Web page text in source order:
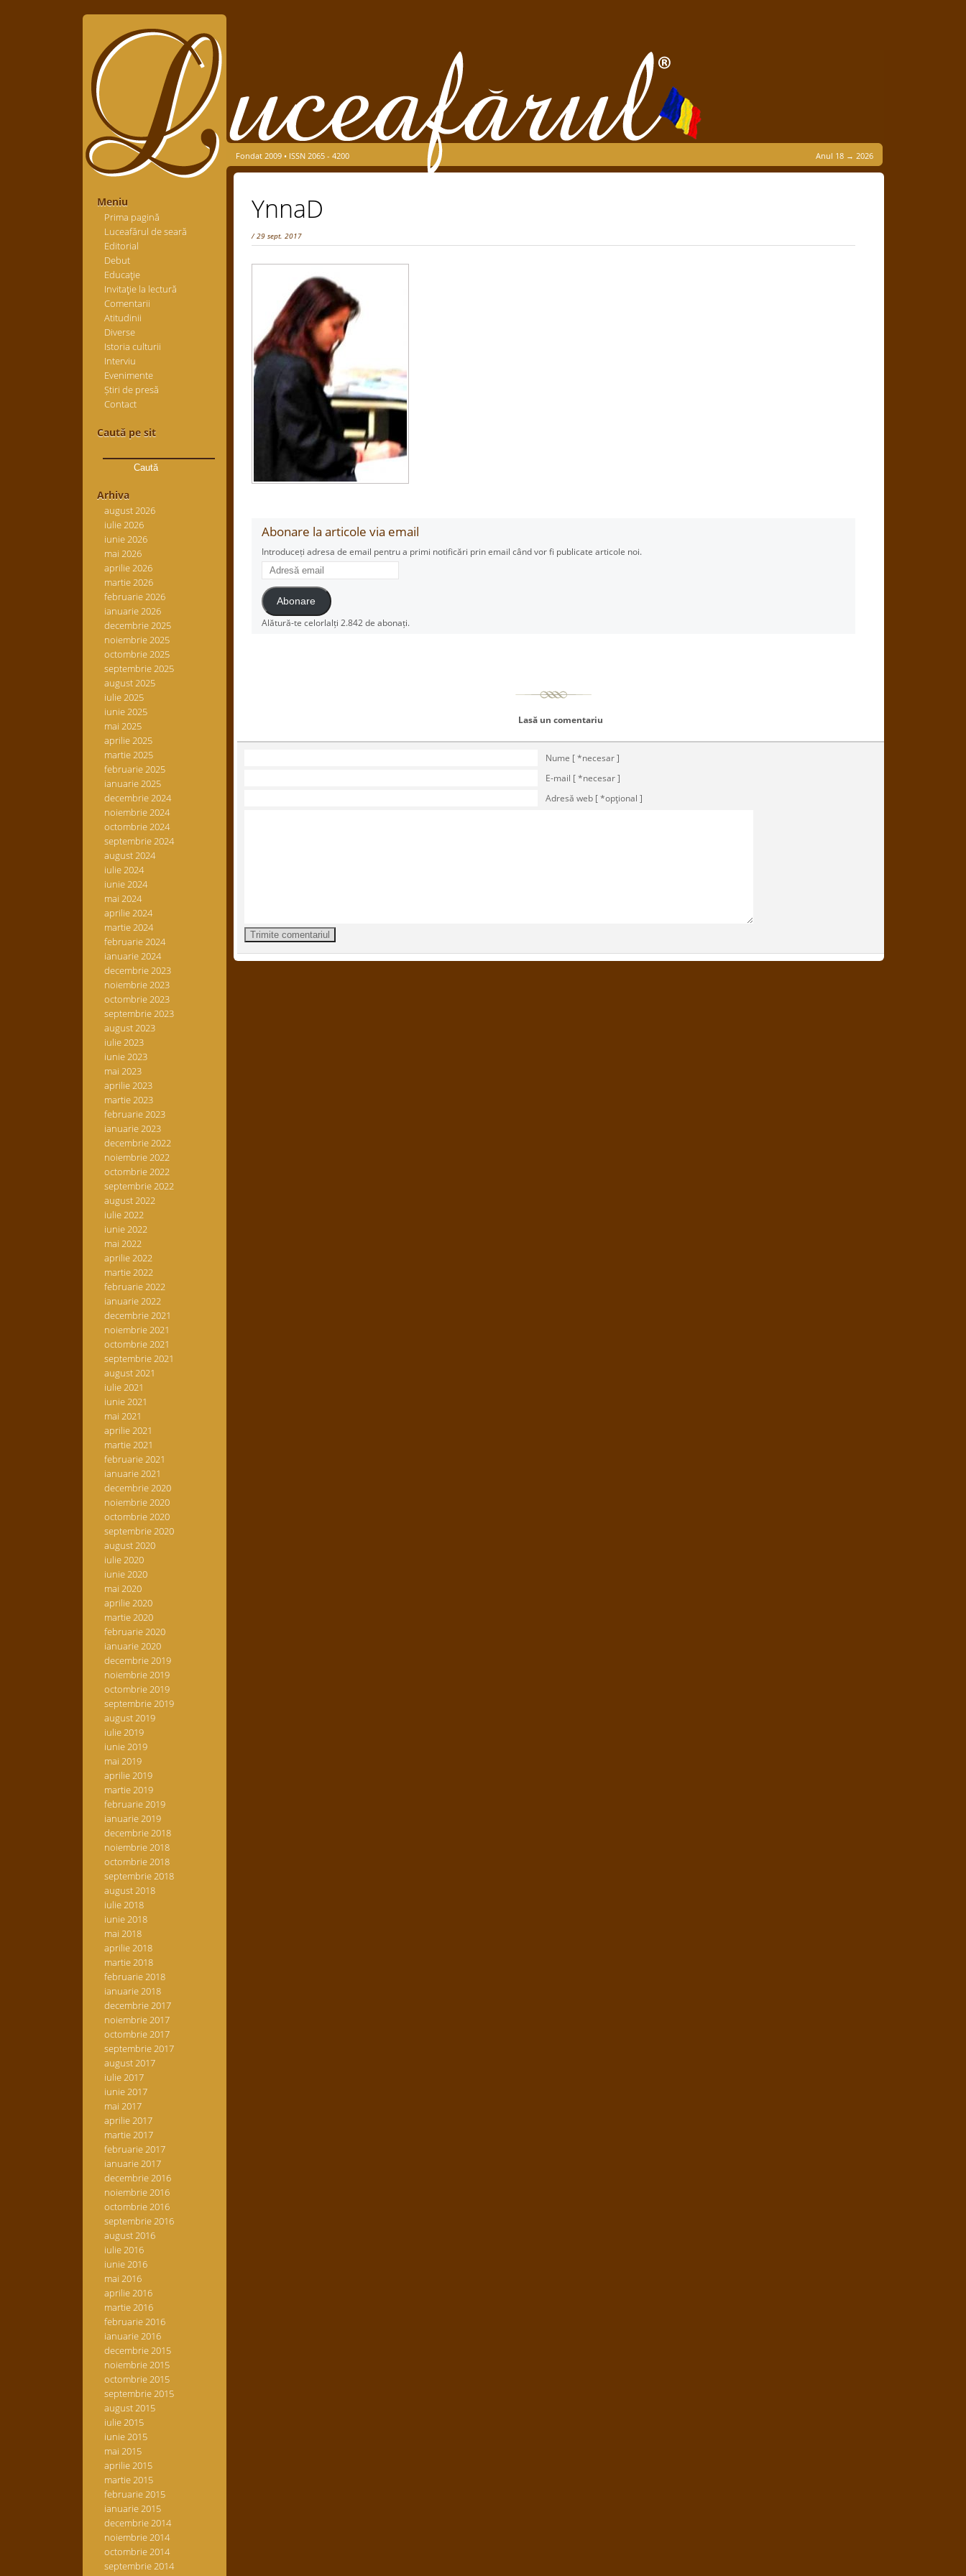
Meniu
Prima pagină
Luceafărul de seară
Editorial
Debut
Educaţie
Invitaţie la lectură
Comentarii
Atitudinii
Diverse
Istoria culturii
Interviu
Evenimente
Știri de presă
Contact
Caută pe sit
după:
Arhiva
august 2026
iulie 2026
iunie 2026
mai 2026
aprilie 2026
martie 2026
februarie 2026
ianuarie 2026
decembrie 2025
noiembrie 2025
octombrie 2025
septembrie 2025
august 2025
iulie 2025
iunie 2025
mai 2025
aprilie 2025
martie 2025
februarie 2025
ianuarie 2025
decembrie 2024
noiembrie 2024
octombrie 2024
septembrie 2024
august 2024
iulie 2024
iunie 2024
mai 2024
aprilie 2024
martie 2024
februarie 2024
ianuarie 2024
decembrie 2023
noiembrie 2023
octombrie 2023
septembrie 2023
august 2023
iulie 2023
iunie 2023
mai 2023
aprilie 2023
martie 2023
februarie 2023
ianuarie 2023
decembrie 2022
noiembrie 2022
octombrie 2022
septembrie 2022
august 2022
iulie 2022
iunie 2022
mai 2022
aprilie 2022
martie 2022
februarie 2022
ianuarie 2022
decembrie 2021
noiembrie 2021
octombrie 2021
septembrie 2021
august 2021
iulie 2021
iunie 2021
mai 2021
aprilie 2021
martie 2021
februarie 2021
ianuarie 2021
decembrie 2020
noiembrie 2020
octombrie 2020
septembrie 2020
august 2020
iulie 2020
iunie 2020
mai 2020
aprilie 2020
martie 2020
februarie 2020
ianuarie 2020
decembrie 2019
noiembrie 2019
octombrie 2019
septembrie 2019
august 2019
iulie 2019
iunie 2019
mai 2019
aprilie 2019
martie 2019
februarie 2019
ianuarie 2019
decembrie 2018
noiembrie 2018
octombrie 2018
septembrie 2018
august 2018
iulie 2018
iunie 2018
mai 2018
aprilie 2018
martie 2018
februarie 2018
ianuarie 2018
decembrie 2017
noiembrie 2017
octombrie 2017
septembrie 2017
august 2017
iulie 2017
iunie 2017
mai 2017
aprilie 2017
martie 2017
februarie 2017
ianuarie 2017
decembrie 2016
noiembrie 2016
octombrie 2016
septembrie 2016
august 2016
iulie 2016
iunie 2016
mai 2016
aprilie 2016
martie 2016
februarie 2016
ianuarie 2016
decembrie 2015
noiembrie 2015
octombrie 2015
septembrie 2015
august 2015
iulie 2015
iunie 2015
mai 2015
aprilie 2015
martie 2015
februarie 2015
ianuarie 2015
decembrie 2014
noiembrie 2014
octombrie 2014
septembrie 2014
Fondat 2009 • ISSN 2065 - 4200 Anul 18 → 2026
YnnaD
/ 29 sept. 2017
Abonare la articole via email
Introduceți adresa de email pentru a primi notificări prin email când vor fi publicate articole noi.
Adresă
email
Abonare
Alătură-te celorlalți 2.842 de abonați.
Lasă un comentariu
Nume [ *necesar ]
E-mail [ *necesar ]
Adresă web [ *opţional ]